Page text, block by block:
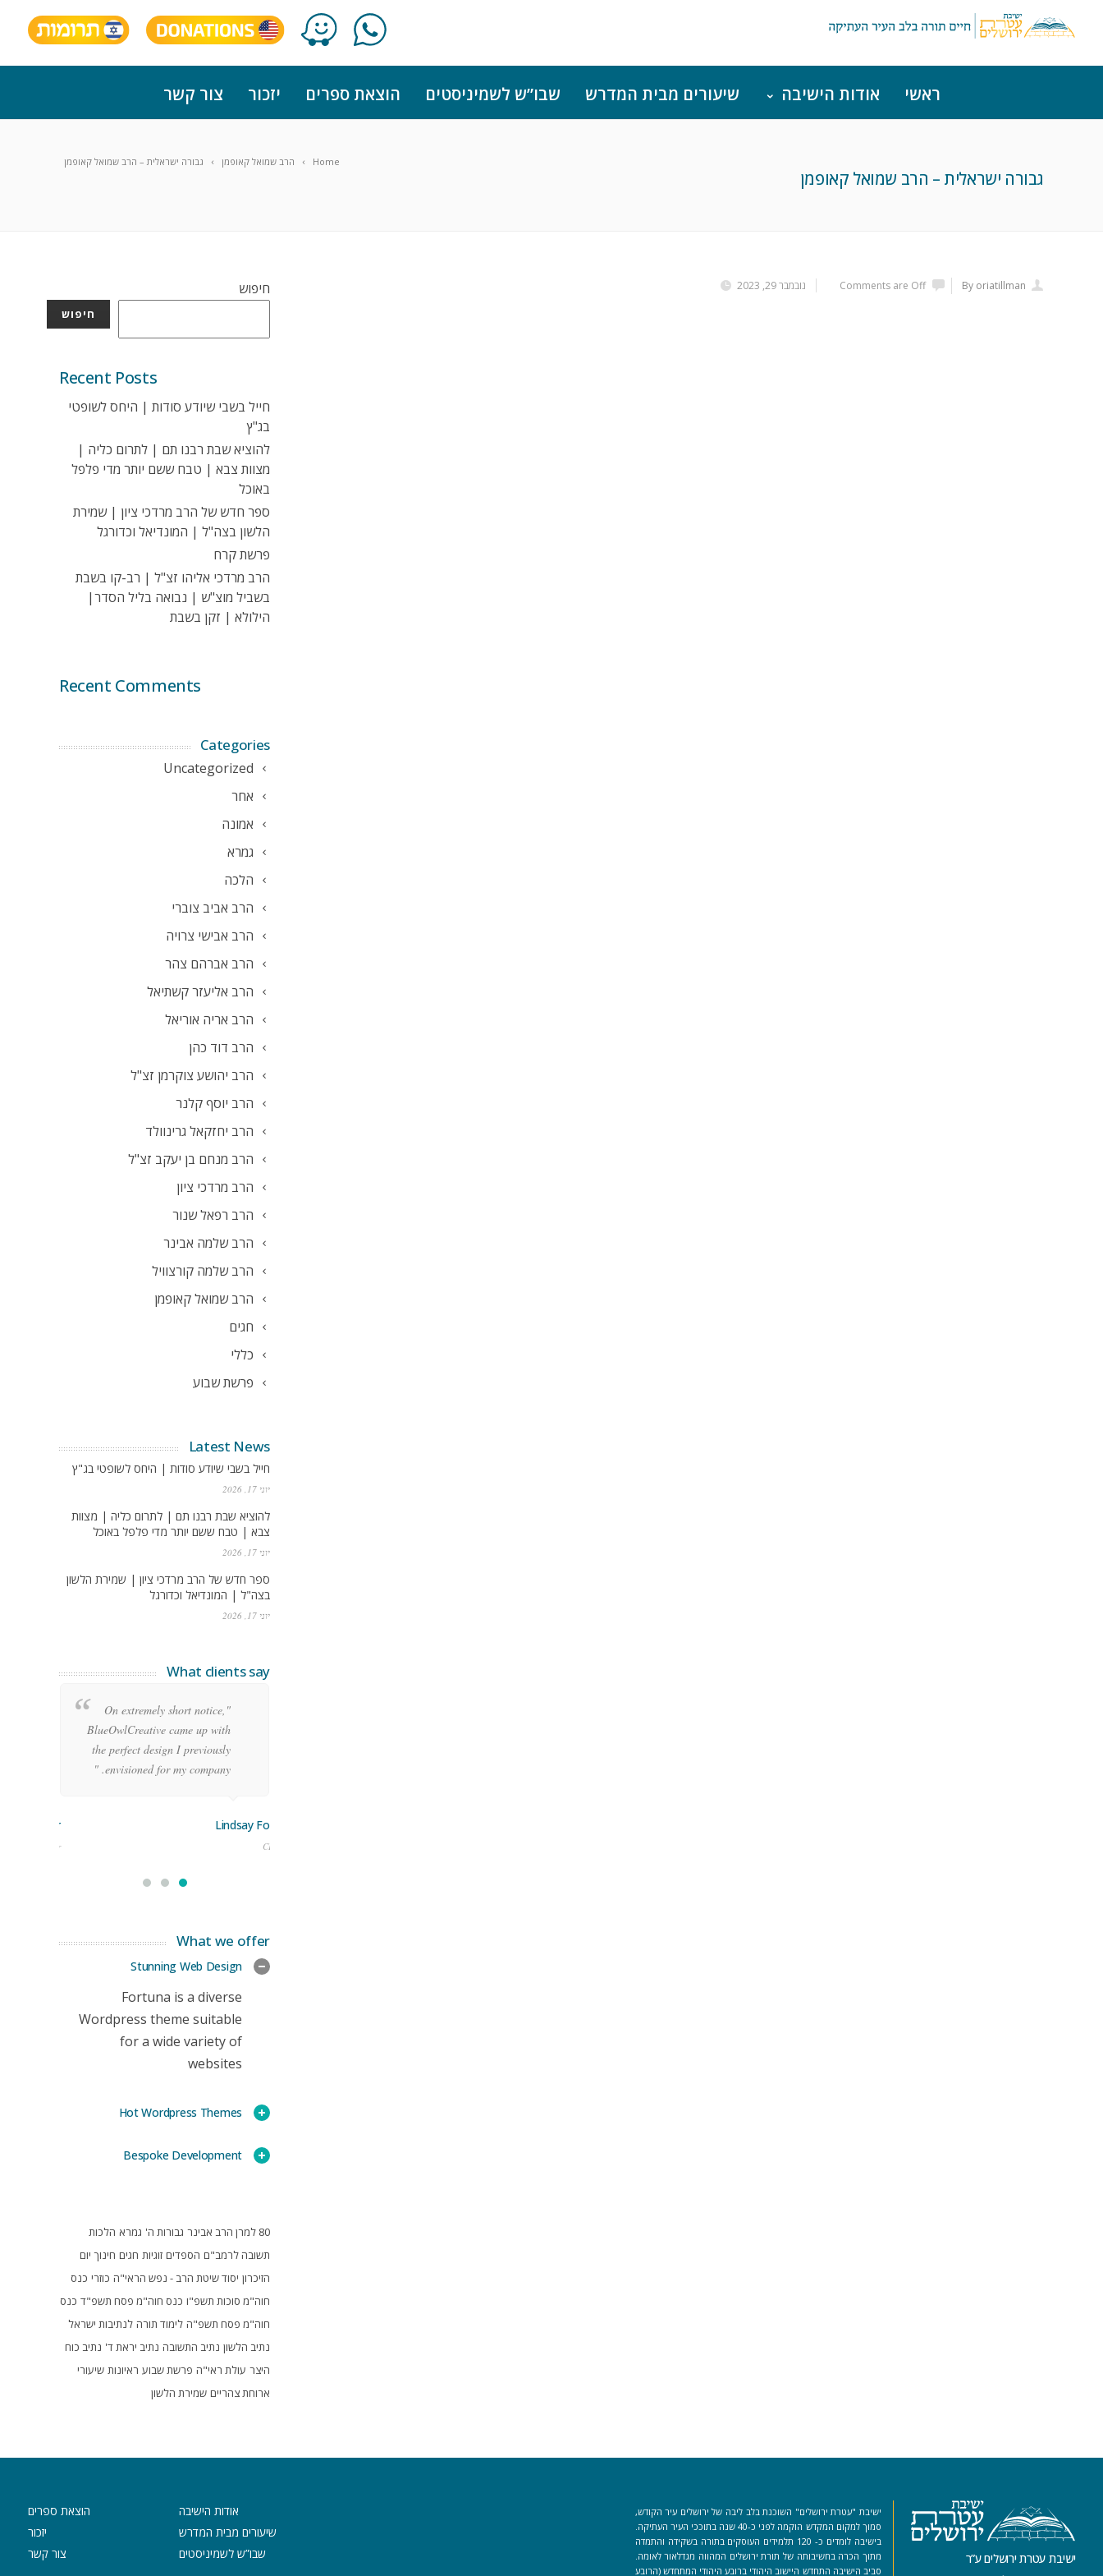
ראשי אודות הישיבה שיעורים מבית המדרש שבו”ש לשמיניסטים הוצאת ספרים יזכור צור קשר
Home הרב שמואל קאופמן גבורה ישראלית – הרב שמואל קאופמן
גבורה ישראלית – הרב שמואל קאופמן
נובמבר 29, 2023 By oriatillman
Comments are Off חיפוש
חיפוש
Recent Posts
חייל בשבי שיודע סודות | היחס לשופטי
בג"ץ
להוציא שבת רבנו תם | לתרום כליה |
מצוות צבא | טבח ששם יותר מדי פלפל
באוכל
ספר חדש של הרב מרדכי ציון | שמירת
הלשון בצה"ל | המונדיאל וכדורגל
פרשת קרח
הרב מרדכי אליהו זצ"ל | רב-קו בשבת
בשביל מוצ"ש | נבואה בליל הסדר|
הילולא | זקן בשבת
Recent Comments
Categories
Uncategorized
אחר
אמונה
גמרא
הלכה
הרב אביב צוברי
הרב אבישי צרויה
הרב אברהם צהר
הרב אליעזר קשתיאל
הרב אריה אוריאל
הרב דוד כהן
הרב יהושע צוקרמן זצ"ל
הרב יוסף קלנר
הרב יחזקאל גרינוולד
הרב מנחם בן יעקב זצ"ל
הרב מרדכי ציון
הרב רפאל שנור
הרב שלמה אבינר
הרב שלמה קורצוויל
הרב שמואל קאופמן
חגים
כללי
פרשת שבוע
Latest News
חייל בשבי שיודע סודות | היחס לשופטי בג"ץ
יוני 17, 2026
להוציא שבת רבנו תם | לתרום כליה | מצוות
צבא | טבח ששם יותר מדי פלפל באוכל
יוני 17, 2026
ספר חדש של הרב מרדכי ציון | שמירת הלשון
בצה"ל | המונדיאל וכדורגל
יוני 17, 2026
What clients say
"On extremely short notice,
BlueOwlCreative came up with
the perfect design I previously
envisioned for my company. "
Lindsay Ford
CEO
Stoner
Manager
What we offer
Stunning Web Design
Fortuna is a diverse
Wordpress theme suitable
for a wide variety of
websites
Hot Wordpress Themes
Bespoke Development
80 למרן הרב אבינר גבורות ה' גמרא הלכות
תשובה לרמב"ם הספדים זוגיות חגים חינוך יום
הזיכרון יסוד שיטת הרב - נפש הראי"ה כוזרי כנס
חוה"מ סוכות תשפ"ו כנס חוה"מ פסח תשפ"ד כנס
חוה"מ פסח תשפ"ה לימוד תורה לנתיבות ישראל
נתיב הלשון נתיב התשובה נתיב יראת ד' נתיב כוח
היצר עולת ראי"ה פרשת שבוע ראיונות שיעורי
ארוחת צהריים שמירת הלשון
ישיבת עטרת ירושלים ע”ר
ישיבת "עטרת ירושלים" השוכנת בלב ליבה של ירושלים עיר הקודש,
סמוך למקום המקדש הוקמה לפני כ-40 שנה בתוככי העיר העתיקה.
בישיבה לומדים כ- 120 תלמידים העוסקים בתורה בשקידה והתמדה
מתוך הכרה בחשיבותה של תורת ירושלים המהווה מגדלאור לאומה.
סביב הישיבה התחדש היישוב היהודי ברובע היהודי המתחדש (הרובע
אודות הישיבה
שיעורים מבית המדרש
שבו”ש לשמיניסטים
הוצאת ספרים
יזכור
צור קשר